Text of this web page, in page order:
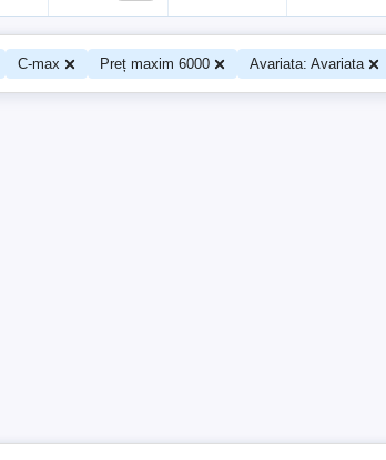
C-max Preț maxim 6000 Avariata: Avariata